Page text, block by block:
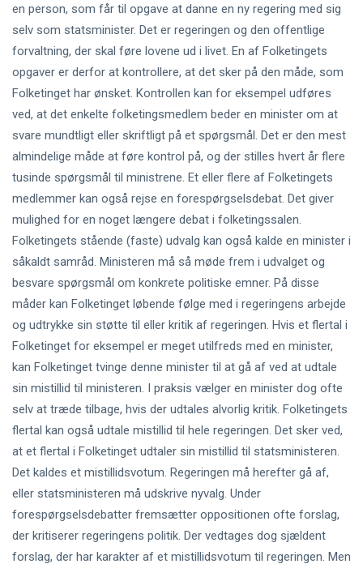
en person, som får til opgave at danne en ny regering med sig
selv som statsminister. Det er regeringen og den offentlige
forvaltning, der skal føre lovene ud i livet. En af Folketingets
opgaver er derfor at kontrollere, at det sker på den måde, som
Folketinget har ønsket. Kontrollen kan for eksempel udføres
ved, at det enkelte folketingsmedlem beder en minister om at
svare mundtligt eller skriftligt på et spørgsmål. Det er den mest
almindelige måde at føre kontrol på, og der stilles hvert år flere
tusinde spørgsmål til ministrene. Et eller flere af Folketingets
medlemmer kan også rejse en forespørgselsdebat. Det giver
mulighed for en noget længere debat i folketingssalen.
Folketingets stående (faste) udvalg kan også kalde en minister i
såkaldt samråd. Ministeren må så møde frem i udvalget og
besvare spørgsmål om konkrete politiske emner. På disse
måder kan Folketinget løbende følge med i regeringens arbejde
og udtrykke sin støtte til eller kritik af regeringen. Hvis et flertal i
Folketinget for eksempel er meget utilfreds med en minister,
kan Folketinget tvinge denne minister til at gå af ved at udtale
sin mistillid til ministeren. I praksis vælger en minister dog ofte
selv at træde tilbage, hvis der udtales alvorlig kritik. Folketingets
flertal kan også udtale mistillid til hele regeringen. Det sker ved,
at et flertal i Folketinget udtaler sin mistillid til statsministeren.
Det kaldes et mistillidsvotum. Regeringen må herefter gå af,
eller statsministeren må udskrive nyvalg. Under
forespørgselsdebatter fremsætter oppositionen ofte forslag,
der kritiserer regeringens politik. Der vedtages dog sjældent
forslag, der har karakter af et mistillidsvotum til regeringen. Men